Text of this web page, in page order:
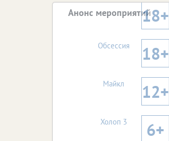
Анонс мероприятий18+
Обсессия 18+
Майкл 12+
Холоп 3 6+